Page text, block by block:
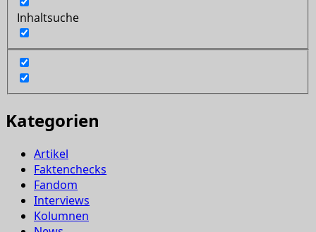
Inhaltsuche
Kategorien
Artikel
Faktenchecks
Fandom
Interviews
Kolumnen